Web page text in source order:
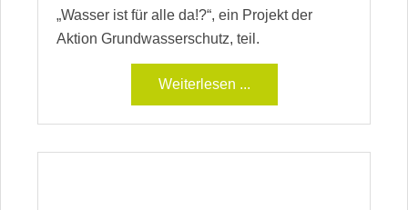
„Wasser ist für alle da!?“, ein Projekt der
Aktion Grundwasserschutz, teil.
Weiterlesen ...